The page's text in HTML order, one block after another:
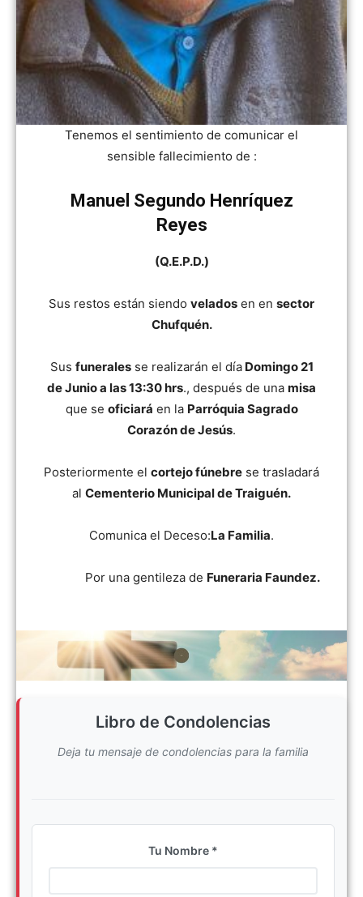
Tenemos el sentimiento de comunicar el
sensible fallecimiento de :
Manuel Segundo Henríquez
Reyes
(Q.E.P.D.)
Sus restos están siendo velados en en sector
Chufquén.
Sus funeralesse realizarán el díaDomingo 21
de Junio a las 13:30 hrs., después de una misa
que se oficiará en la Parróquia Sagrado
Corazón de Jesús.
Posteriormente el cortejo fúnebre se trasladará
al Cementerio Municipal de Traiguén.
Comunica el Deceso:La Familia.
Por una gentileza de Funeraria Faundez.
Libro de Condolencias
Deja tu mensaje de condolencias para la familia
Tu Nombre *